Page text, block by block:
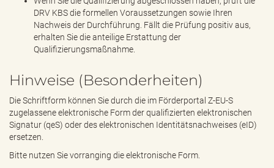
DRV KBS die formellen Voraussetzungen sowie Ihren
Nachweis der Durchführung. Fällt die Prüfung positiv aus,
erhalten Sie die anteilige Erstattung der
Qualifizierungsmaßnahme.
Hinweise (Besonderheiten)
Die Schriftform können Sie durch die im Förderportal Z-EU-S
zugelassene elektronische Form der qualifizierten elektronischen
Signatur (qeS) oder des elektronischen Identitätsnachweises (eID)
ersetzen.
Bitte nutzen Sie vorranging die elektronische Form.